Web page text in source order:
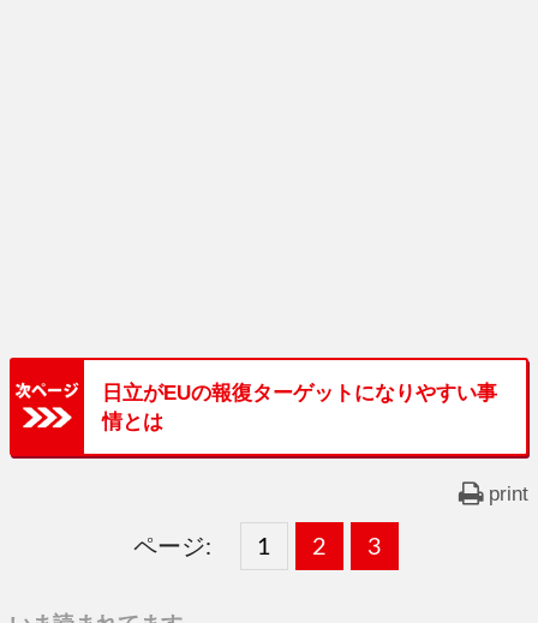
日立がEUの報復ターゲットになりやすい事
情とは
print
ページ:
固
1 ,
固
2 ,
固
3